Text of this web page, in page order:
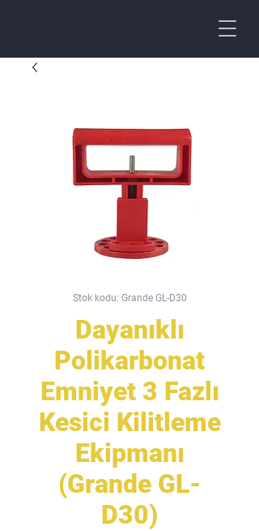
Stok kodu: Grande GL-D30
Dayanıklı
Polikarbonat
Emniyet 3 Fazlı
Kesici Kilitleme
Ekipmanı
(Grande GL-
D30)